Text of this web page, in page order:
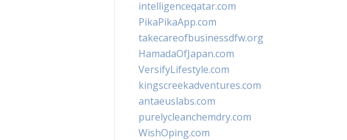
intelligenceqatar.com
PikaPikaApp.com
takecareofbusinessdfw.org
HamadaOfJapan.com
VersifyLifestyle.com
kingscreekadventures.com
antaeuslabs.com
purelycleanchemdry.com
WishOping.com